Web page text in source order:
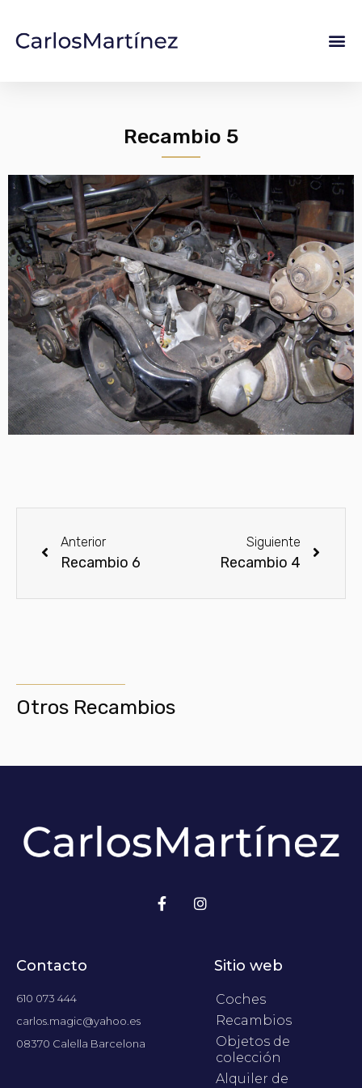
Recambio 5
Anterior
Recambio 6
Siguiente
Recambio 4
Otros Recambios
Contacto
610 073 444
carlos.magic@yahoo.es
08370 Calella Barcelona
Sitio web
Coches
Recambios
Objetos de
colección
Alquiler de